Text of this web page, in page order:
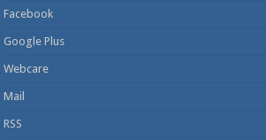
Facebook
Google Plus
Webcare
Mail
RSS